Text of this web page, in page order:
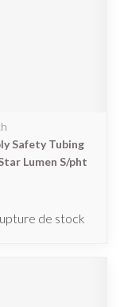
Safety Tubing
Lumen S/pht
de stock